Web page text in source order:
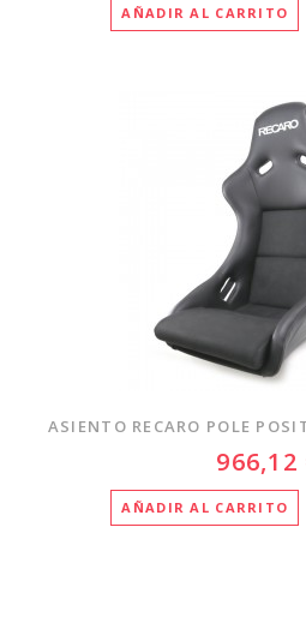
AÑADIR AL CARRITO
ASIENTO RECARO POLE
966,12
AÑADIR AL CARRITO